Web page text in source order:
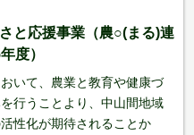
と応援事業（農○(まる)連
度）
いて、農業と教育や健康づ
行うことより、中山間地域
性化が期待されることか